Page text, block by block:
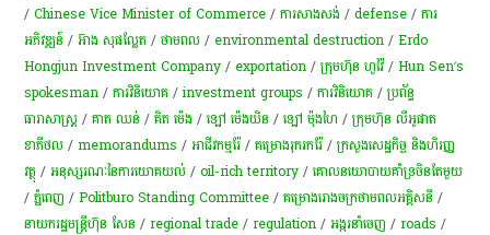
/Chinese Vice Minister of Commerce /ការសាងសង់ /defense /ការ
អភិវឌ្ឍន៍ /អ៊ាង សុផល្លែត​ /ថាមពល / environmental destruction /Erdo
Hongjun Investment Company / exportation /ក្រុមហ៊ុន ហួវ៉ៃ /Hun Sen’s
spokesman /ការវិនិយោគ /investment groups /ការវិនិយោគ /ប្រព័ន្ធ​
ធារាសាស្ត្រ​ /គាត ឈន់ /គិត ម៉េង /ឡៅ ម៉េងឃិន /ឡៅ ម៉ុងហៃ /ក្រុមហ៊ុន លីអូផាត
ខាភីថល /memorandums /អាជីវកម្ម​រ៉ែ​ /គម្រោង​រុករក​រ៉ែ​ /ក្រសួងសេដ្ឋកិច្ច និងហិរញ្ញ
វត្ថុ /អនុស្សរណៈ​នៃ​ការ​យោគយល់​ /oil-rich territory /​គោល​នយោបាយ​គាំទ្រ​ចិនតែ​មួយ
/ភ្នំពេញ /Politburo Standing Committee /គម្រោងរោងចក្រថាមពលអគ្គិសនី /
នាយករដ្ឋមន្ត្រីហ៊ុន សែន /regional trade /regulation /​អង្ករ​នាំចេញ​​ /roads /